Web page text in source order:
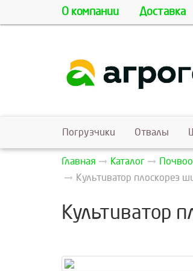
О компании Доставка
Погрузчики Отвалы
Главная Каталог
Культиватор плоскорез
Культиватор